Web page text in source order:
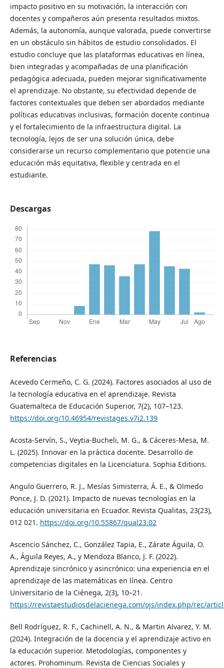
impacto positivo en su motivación, la interacción con
docentes y compañeros aún presenta resultados mixtos.
Además, la autonomía, aunque valorada, puede convertirse
en un obstáculo sin hábitos de estudio consolidados. El
estudio concluye que las plataformas educativas en línea,
bien integradas y acompañadas de una planificación
pedagógica adecuada, pueden mejorar significativamente
el aprendizaje. No obstante, su efectividad depende de
factores contextuales que deben ser abordados mediante
políticas educativas inclusivas, formación docente continua
y el fortalecimiento de la infraestructura digital. La
tecnología, lejos de ser una solución única, debe
considerarse un recurso complementario que potencie una
educación más equitativa, flexible y centrada en el
estudiante.
Descargas
Referencias
Acevedo Cermeño, C. G. (2024). Factores asociados al uso de
la tecnología educativa en el aprendizaje. Revista
Guatemalteca de Educación Superior, 7(2), 107–123.
https://doi.org/10.46954/revistages.v7i2.139
Acosta-Servín, S., Veytia-Bucheli, M. G., & Cáceres-Mesa, M.
L. (2025). Innovar en la práctica docente. Desarrollo de
competencias digitales en la Licenciatura. Sophia Editions.
Angulo Guerrero, R. J., Mesías Simisterra, Á. E., & Olmedo
Ponce, J. D. (2021). Impacto de nuevas tecnologías en la
educación universitaria en Ecuador. Revista Qualitas, 23(23),
012 021. https://doi.org/10.55867/qual23.02
Ascencio Sánchez, C., González Tapia, E., Zárate Águila, O.
A., Águila Reyes, A., y Mendoza Blanco, J. F. (2022).
Aprendizaje sincrónico y asincrónico: una experiencia en el
aprendizaje de las matemáticas en línea. Centro
Universitario de la Ciénega, 2(3), 10–21.
https://revistaestudiosdelacienega.com/ojs/index.php/rec/
Bell Rodríguez, R. F., Cachinell, A. N., & Martin Alvarez, Y. M.
(2024). Integración de la docencia y el aprendizaje activo en
la educación superior. Metodologías, componentes y
actores. Prohominum. Revista de Ciencias Sociales y